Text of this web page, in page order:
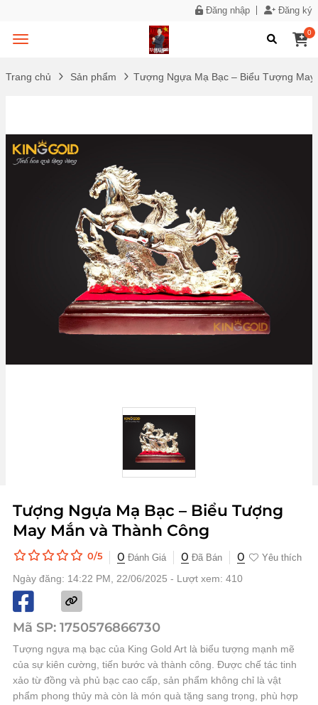
Đăng nhập Đăng ký
0
Trang chủ Sản phẩm Tượng Ngựa Mạ Bạc – Biểu Tượng
Tượng Ngựa Mạ Bạc – Biểu Tượng
May Mắn và Thành Công
0/5 0 Đánh Giá 0 Đã Bán 0 Yêu thích
Ngày đăng: 14:22 PM, 22/06/2025 - Lượt xem: 410
Mã SP: 1750576866730
Tượng ngựa mạ bạc của King Gold Art là biểu tượng mạnh mẽ
của sự kiên cường, tiến bước và thành công. Được chế tác tinh
xảo từ đồng và phủ bạc cao cấp, sản phẩm không chỉ là vật
phẩm phong thủy mà còn là món quà tặng sang trọng, phù hợp